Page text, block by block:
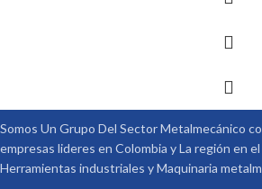
Somos Un Grupo Del Sector Metalmecánico
empresas lideres en Colombia y La región en
Herramientas industriales y Maquinaria